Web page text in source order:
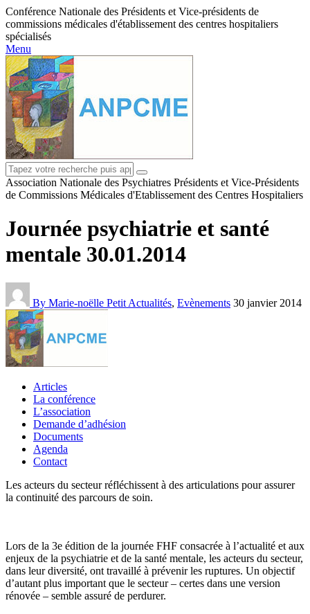
Conférence Nationale des Présidents et Vice-présidents de
commissions médicales d'établissement des centres hospitaliers
spécialisés
Menu
Association Nationale des Psychiatres Présidents et Vice-Présidents
de Commissions Médicales d'Etablissement des Centres Hospitaliers
Journée psychiatrie et santé
mentale 30.01.2014
By Marie-noëlle Petit Actualités, Evènements 30 janvier 2014
Articles
La conférence
L’association
Demande d’adhésion
Documents
Agenda
Contact
Les acteurs du secteur réfléchissent à des articulations pour assurer
la continuité des parcours de soin.
Lors de la 3e édition de la journée FHF consacrée à l’actualité et aux
enjeux de la psychiatrie et de la santé mentale, les acteurs du secteur,
dans leur diversité, ont travaillé à prévenir les ruptures. Un objectif
d’autant plus important que le secteur – certes dans une version
rénovée – semble assuré de perdurer.